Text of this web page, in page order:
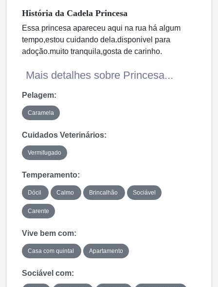
História da Cadela Princesa
Essa princesa apareceu aqui na rua há algum
tempo,estou cuidando dela.disponivel para
adoção.muito tranquila,gosta de carinho.
Mais detalhes sobre Princesa...
Pelagem:
Caramela
Cuidados Veterinários:
Vermifugado
Temperamento:
Dócil Calmo Brincalhão Sociável
Carente
Vive bem com:
Casa com quintal Apartamento
Sociável com: